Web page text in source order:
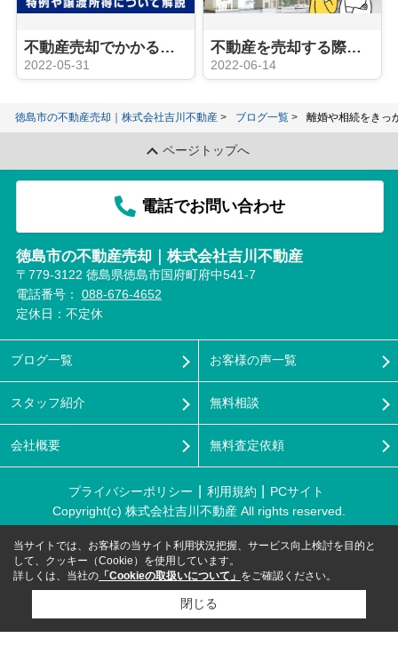
不動産売却でかかる税金とは？特例や譲渡所得について解説
2022-05-31
不動産を売却する際はご注意を！心理的瑕疵の影響と告知義務について
2022-06-14
徳島市の不動産売却｜株式会社吉川不動産 ブログ一覧 離婚や相続をきっ
ページトップへ
電話でお問い合わせ
徳島市の不動産売却｜株式会社吉川不動産
〒779-3122 徳島県徳島市国府町府中541-7
電話番号： 088-676-4652
定休日：不定休
ブログ一覧
スタッフ紹介
会社概要
お客様の声一覧
無料相談
無料査定依頼
プライバシーポリシー 利用規約
PCサイト
Copyright(c) 株式会社吉川不動産 All rights reserved.
当サイトでは、お客様の当サイト利用状況把握、サービス向上検討を目的と
して、クッキー（Cookie）を使用しています。
詳しくは、当社の 「Cookieの取扱いについて」 をご確認ください。
閉じる